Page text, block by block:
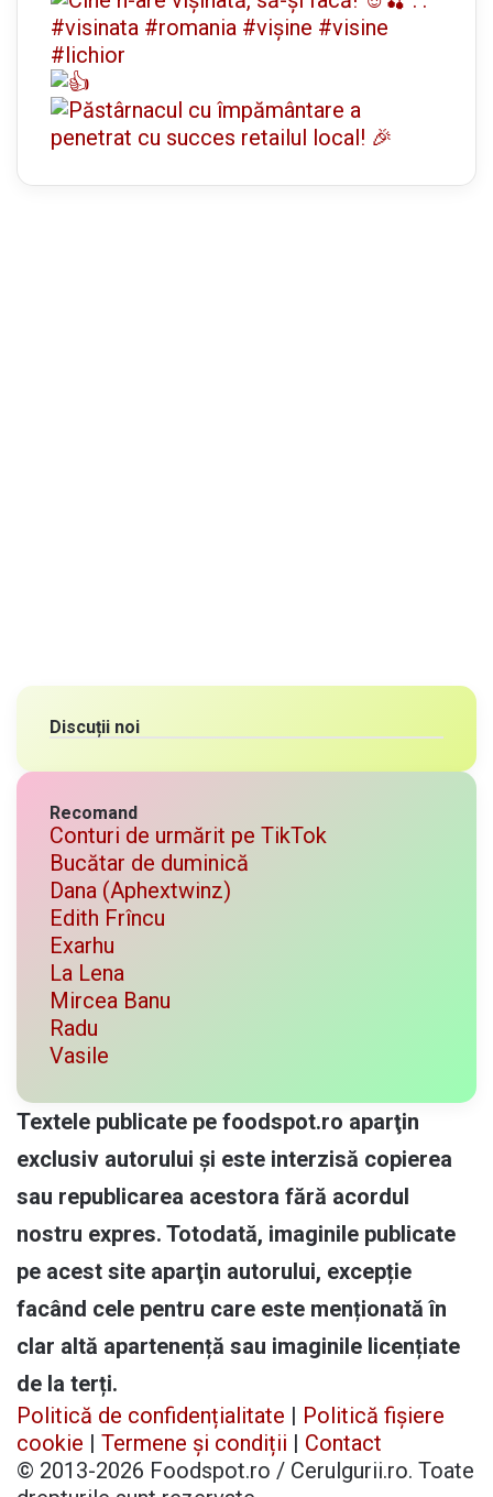
Discuții noi
Recomand
Conturi de urmărit pe TikTok
Bucătar de duminică
Dana (Aphextwinz)
Edith Frîncu
Exarhu
La Lena
Mircea Banu
Radu
Vasile
Textele publicate pe foodspot.ro aparţin
exclusiv autorului și este interzisă copierea
sau republicarea acestora fără acordul
nostru expres. Totodată, imaginile publicate
pe acest site aparţin autorului, excepție
facând cele pentru care este menționată în
clar altă apartenență sau imaginile licențiate
de la terți.
Politică de confidențialitate | Politică fișiere
cookie | Termene și condiții | Contact
© 2013-2026 Foodspot.ro / Cerulgurii.ro. Toate